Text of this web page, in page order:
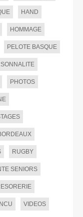
HAND
HOMMAGE
PELOTE BASQUE
PHOTOS
RUGBY
SENIORS
VIDEOS